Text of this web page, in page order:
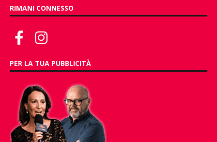
RIMANI CONNESSO
PER LA TUA PUBBLICITÀ